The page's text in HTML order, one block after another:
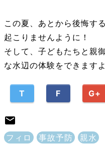
この夏、あとから後悔す
起こりませんように！
そして、子どもたちと親
な水辺の体験をできます
T F G+
フィロ 事故予防 親水